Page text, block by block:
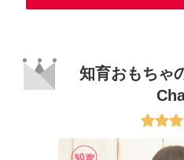
知育おもちゃ